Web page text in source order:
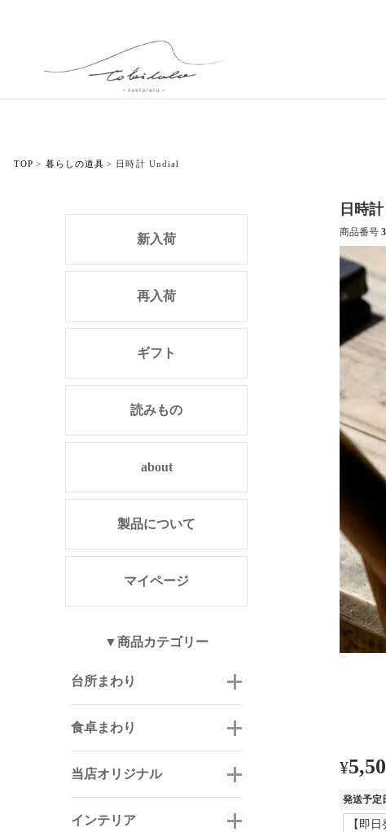
TOP 暮らしの道具 日時計 Undial
新入荷
再入荷
ギフト
読みもの
about
製品について
マイページ
▼商品カテゴリー
台所まわり
食卓まわり
当店オリジナル
インテリア
日時
商品番号
¥
発送予定